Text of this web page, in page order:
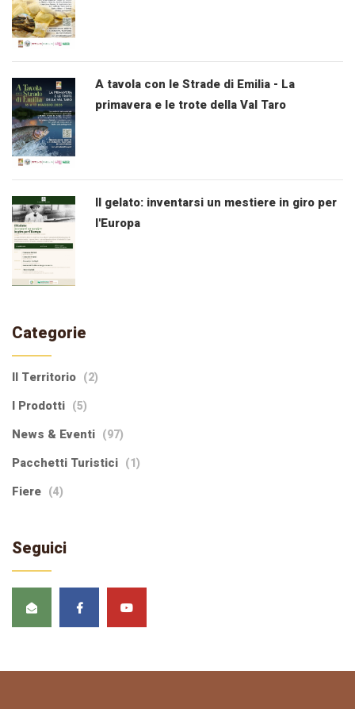
A tavola con le Strade di Emilia - La
primavera e le trote della Val Taro
Il gelato: inventarsi un mestiere in giro per
l'Europa
Categorie
Il Territorio (2)
I Prodotti (5)
News & Eventi (97)
Pacchetti Turistici (1)
Fiere (4)
Seguici